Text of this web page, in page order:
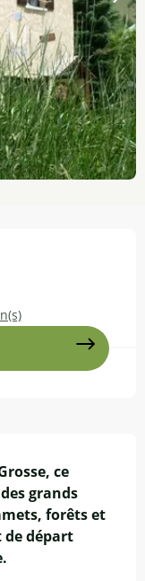
ce
grands
forêts et
départ